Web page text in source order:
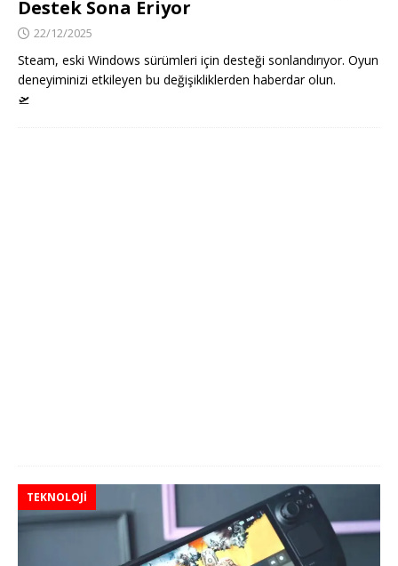
Destek Sona Eriyor
22/12/2025
Steam, eski Windows sürümleri için desteği sonlandırıyor. Oyun
deneyiminizi etkileyen bu değişikliklerden haberdar olun.
🛫
TEKNOLOJI